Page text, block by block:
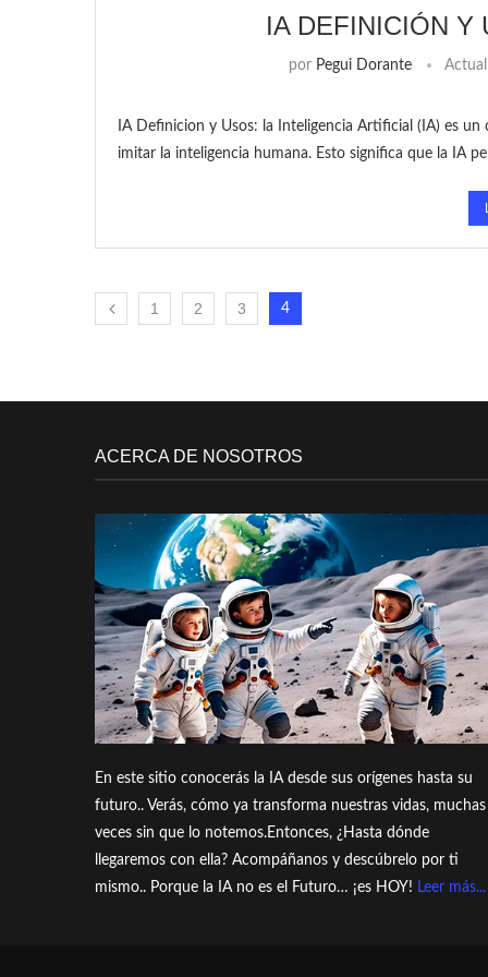
IA DEFINICIÓN Y
por Pegui Dorante
IA Definicion y Usos: la Inteligencia Artificial (IA) es
imitar la inteligencia humana. Esto significa que la IA
1 2 3 4
ACERCA DE NOSOTROS
En este sitio conocerás la IA desde sus orígenes hasta su
futuro.. Verás, cómo ya transforma nuestras vidas, muchas
veces sin que lo notemos.Entonces, ¿Hasta dónde
llegaremos con ella? Acompáñanos y descúbrelo por ti
mismo.. Porque la IA no es el Futuro… ¡es HOY! Leer más...